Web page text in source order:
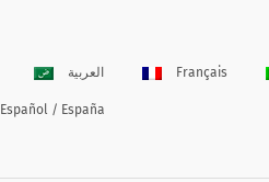
العربية Français
Español / España